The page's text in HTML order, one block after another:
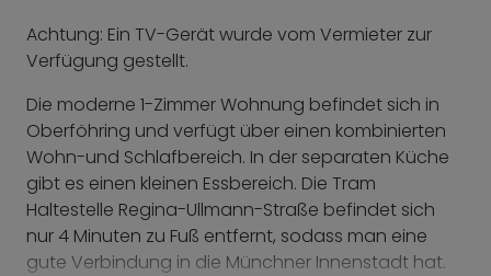
Achtung: Ein TV-Gerät wurde vom Vermieter zur
Verfügung gestellt.
Die moderne 1-Zimmer Wohnung befindet sich in
Oberföhring und verfügt über einen kombinierten
Wohn-und Schlafbereich. In der separaten Küche
gibt es einen kleinen Essbereich. Die Tram
Haltestelle Regina-Ullmann-Straße befindet sich
nur 4 Minuten zu Fuß entfernt, sodass man eine
gute Verbindung in die Münchner Innenstadt hat.